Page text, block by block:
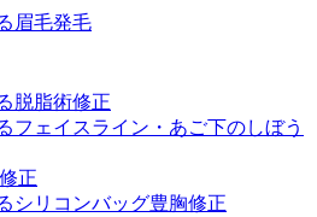
眉毛発毛
脱脂術修正
フェイスライン・あご下のしぼう
正
シリコンバッグ豊胸修正